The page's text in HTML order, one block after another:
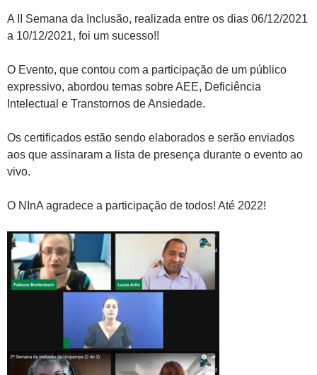
A II Semana da Inclusão, realizada entre os dias 06/12/2021
a 10/12/2021, foi um sucesso!!
O Evento, que contou com a participação de um público
expressivo, abordou temas sobre AEE, Deficiência
Intelectual e Transtornos de Ansiedade.
Os certificados estão sendo elaborados e serão enviados
aos que assinaram a lista de presença durante o evento ao
vivo.
O NInA agradece a participação de todos! Até 2022!